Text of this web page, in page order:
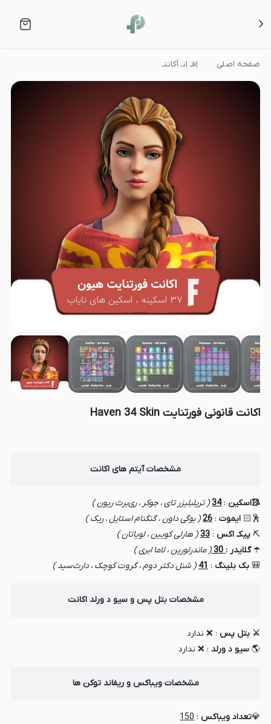
صفحه اصلی اِفـ اِنـ اَکانتـ
اکانت قانونی فورتنایت Haven 34 Skin
مشخصات آیتم های اکانت
🥻اسکین :
34 ( تریلبلیزر تای ، جوکر ، ری‌برث ریون )
🕺🏻 ایموت :
26 ( بوگی داون ، گنگنام استایل ، ریک )
⛏️ پیکـ اکس :
33 ( هارلی کویین ، لویاتان )
☂️گلایدر :30
( ماندرلورین ، لاما ابری )
🎒 بک بلینگ :
41 ( شنل دکتر دوم ، گروت کوچک ، دارث‌سید )
مشخصات بتل پس و سیو د ورلد اکانت
⚔️ بتل پس : ❌ ندارد
🌎 سیو د ورلد : ❌ ندارد
مشخصات ویباکس و ریفاند توکن ها
💎تعداد ویباکس:
150